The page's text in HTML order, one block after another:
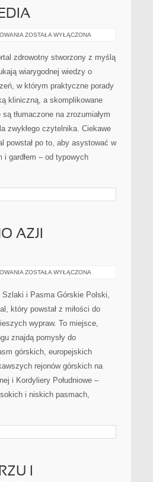
APARATY
LOGOPEDIA
ZOSTAŁA WYŁĄCZONA
zdrowotny stworzony z myślą
wiarygodnej wiedzy o
w którym praktyczne porady
kliniczną, a skomplikowane
tłumaczone na zrozumiałym
zwykłego czytelnika. Ciekawe
powstał po to, aby asystować w
gardłem – od typowych
AZJI
PAMIRO-
SUROWE
PIĘKNO
ŚRODKOWEJ
ZOSTAŁA WYŁĄCZONA
Szlaki i Pasma Górskie Polski,
który powstał z miłości do
wypraw. To miejsce,
znajdą pomysły do
górskich, europejskich
rejonów górskich na
i Kordyliery Południowe –
i niskich pasmach,
I